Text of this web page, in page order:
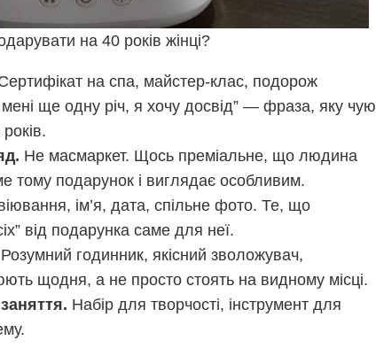
на 40 років жінці?
на спа, майстер-клас, подорож
ще одну річ, я хочу досвід” — фраза, яку чую
Не масмаркет. Щось преміальне, що людина
тому подарунок і виглядає особливим.
ім’я, дата, спільне фото. Те, що
від подарунка саме для неї.
Розумний годинник, якісний зволожувач,
щодня, а не просто стоять на видному місці.
Набір для творчості, інструмент для